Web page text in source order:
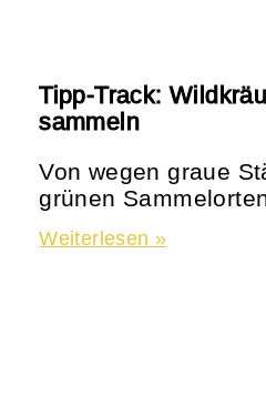
Tipp-Track:
sammeln
Von wegen graue
grünen
Weiterlesen »